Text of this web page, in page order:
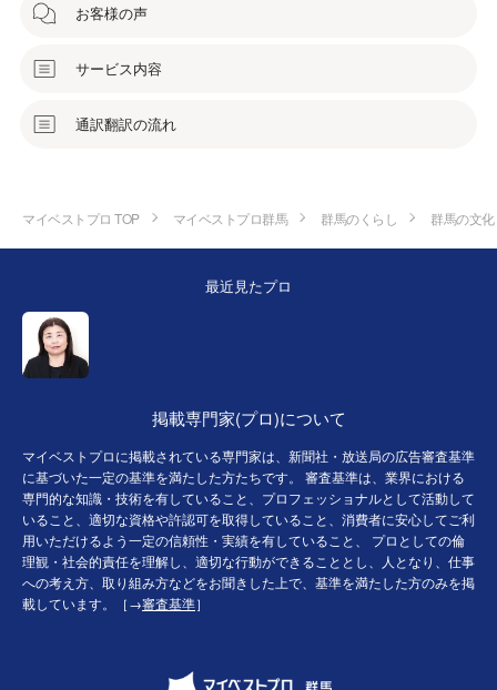
お客様の声
サービス内容
通訳翻訳の流れ
マイベストプロ TOP マイベストプロ群馬 群馬のくらし 群馬の文
最近見たプロ
掲載専門家(プロ)について
マイベストプロに掲載されている専門家は、新聞社・放送局の広告審査基準
に基づいた一定の基準を満たした方たちです。 審査基準は、業界における
専門的な知識・技術を有していること、プロフェッショナルとして活動して
いること、適切な資格や許認可を取得していること、消費者に安心してご利
用いただけるよう一定の信頼性・実績を有していること、 プロとしての倫
理観・社会的責任を理解し、適切な行動ができることとし、人となり、仕事
への考え方、取り組み方などをお聞きした上で、基準を満たした方のみを掲
載しています。［→審査基準］